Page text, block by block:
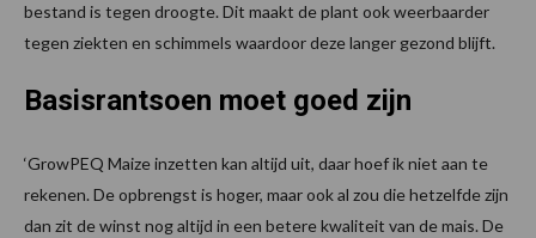
bestand is tegen droogte. Dit maakt de plant ook weerbaarder
tegen ziekten en schimmels waardoor deze langer gezond blijft.
Basisrantsoen moet goed zijn
‘GrowPEQ Maize inzetten kan altijd uit, daar hoef ik niet aan te
rekenen. De opbrengst is hoger, maar ook al zou die hetzelfde zijn
dan zit de winst nog altijd in een betere kwaliteit van de mais. De